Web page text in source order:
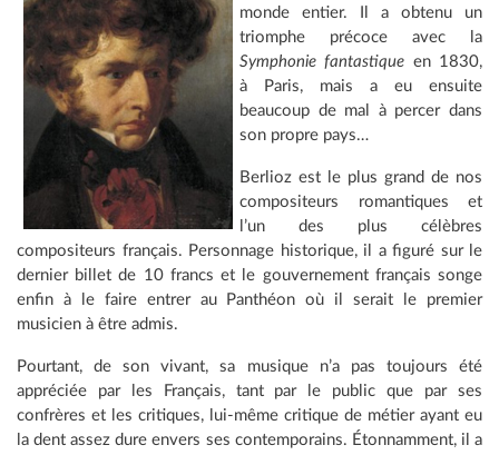
monde entier. Il a obtenu un
triomphe précoce avec la
Symphonie fantastique en 1830,
à Paris, mais a eu ensuite
beaucoup de mal à percer dans
son propre pays…
Berlioz est le plus grand de nos
compositeurs romantiques et
l’un des plus célèbres
compositeurs français. Personnage historique, il a figuré sur le
dernier billet de 10 francs et le gouvernement français songe
enfin à le faire entrer au Panthéon où il serait le premier
musicien à être admis.
Pourtant, de son vivant, sa musique n’a pas toujours été
appréciée par les Français, tant par le public que par ses
confrères et les critiques, lui-même critique de métier ayant eu
la dent assez dure envers ses contemporains. Étonnamment, il a